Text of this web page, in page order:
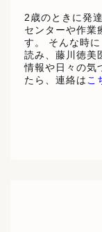
2歳のときに発
センターや作業
す。 そんな時
読み、藤川徳美
情報や日々の気
たら、連絡は こ